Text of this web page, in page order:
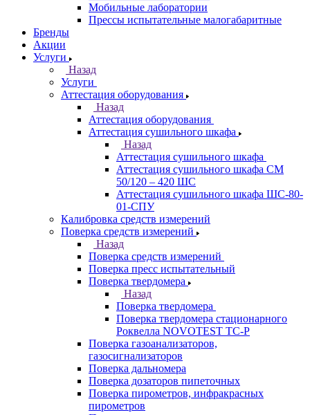
Мобильные лаборатории
Прессы испытательные малогабаритные
Бренды
Акции
Услуги
Назад
Услуги
Аттестация оборудования
Назад
Аттестация оборудования
Аттестация сушильного шкафа
Назад
Аттестация сушильного шкафа
Аттестация сушильного шкафа СМ
50/120 – 420 ШС
Аттестация сушильного шкафа ШС-80-
01-СПУ
Калибровка средств измерений
Поверка средств измерений
Назад
Поверка средств измерений
Поверка пресс испытательный
Поверка твердомера
Назад
Поверка твердомера
Поверка твердомера стационарного
Роквелла NOVOTEST TС-Р
Поверка газоанализаторов,
газосигнализаторов
Поверка дальномера
Поверка дозаторов пипеточных
Поверка пирометров, инфракрасных
пирометров